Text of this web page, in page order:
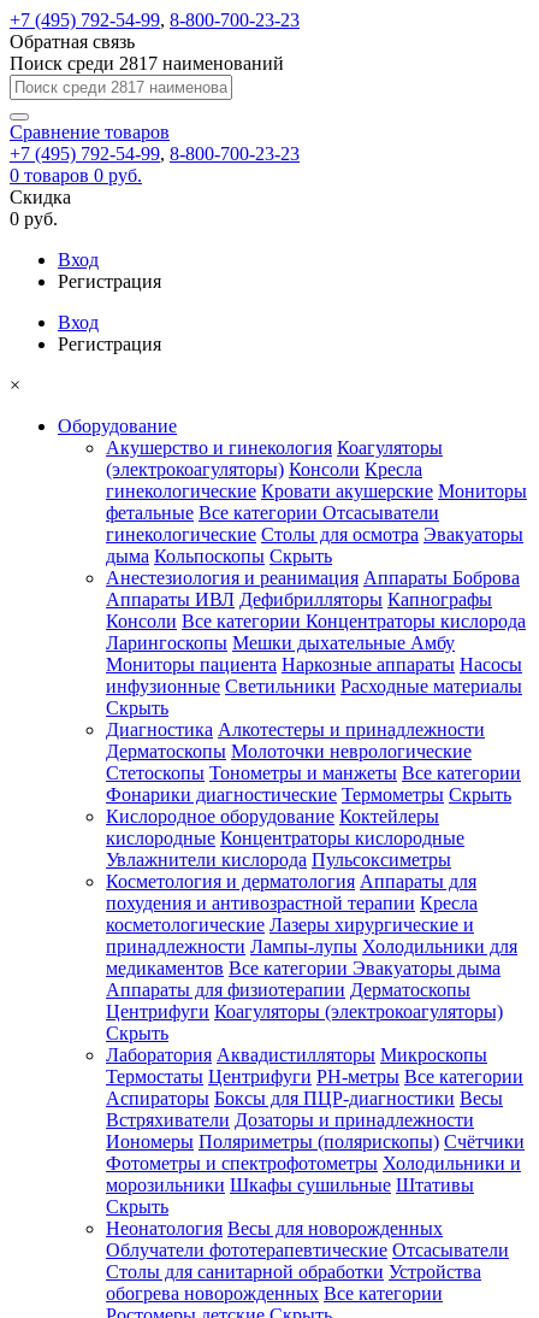
+7 (495) 792-54-99, 8-800-700-23-23
Обратная связь
Поиск среди 2817 наименований
Сравнение товаров
+7 (495) 792-54-99, 8-800-700-23-23
0 товаров 0 руб.
Скидка
0 руб.
Вход
Регистрация
Вход
Регистрация
×
Оборудование
Акушерство и гинекология Коагуляторы
(электрокоагуляторы) Консоли Кресла
гинекологические Кровати акушерские Мониторы
фетальные Все категории Отсасыватели
гинекологические Столы для осмотра Эвакуаторы
дыма Кольпоскопы Скрыть
Анестезиология и реанимация Аппараты Боброва
Аппараты ИВЛ Дефибрилляторы Капнографы
Консоли Все категории Концентраторы кислорода
Ларингоскопы Мешки дыхательные Амбу
Мониторы пациента Наркозные аппараты Насосы
инфузионные Светильники Расходные материалы
Скрыть
Диагностика Алкотестеры и принадлежности
Дерматоскопы Молоточки неврологические
Стетоскопы Тонометры и манжеты Все категории
Фонарики диагностические Термометры Скрыть
Кислородное оборудование Коктейлеры
кислородные Концентраторы кислородные
Увлажнители кислорода Пульсоксиметры
Косметология и дерматология Аппараты для
похудения и антивозрастной терапии Кресла
косметологические Лазеры хирургические и
принадлежности Лампы-лупы Холодильники для
медикаментов Все категории Эвакуаторы дыма
Аппараты для физиотерапии Дерматоскопы
Центрифуги Коагуляторы (электрокоагуляторы)
Скрыть
Лаборатория Аквадистилляторы Микроскопы
Термостаты Центрифуги PH-метры Все категории
Аспираторы Боксы для ПЦР-диагностики Весы
Встряхиватели Дозаторы и принадлежности
Иономеры Поляриметры (полярископы) Счётчики
Фотометры и спектрофотометры Холодильники и
морозильники Шкафы сушильные Штативы
Скрыть
Неонатология Весы для новорожденных
Облучатели фототерапевтические Отсасыватели
Столы для санитарной обработки Устройства
обогрева новорожденных Все категории